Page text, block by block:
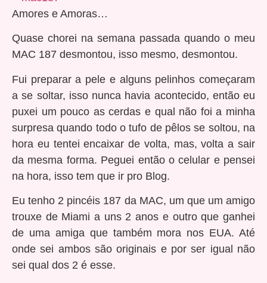
Amores e Amoras…
Quase chorei na semana passada quando o meu
MAC 187 desmontou, isso mesmo, desmontou.
Fui preparar a pele e alguns pelinhos começaram
a se soltar, isso nunca havia acontecido, então eu
puxei um pouco as cerdas e qual não foi a minha
surpresa quando todo o tufo de pêlos se soltou, na
hora eu tentei encaixar de volta, mas, volta a sair
da mesma forma. Peguei então o celular e pensei
na hora, isso tem que ir pro Blog.
Eu tenho 2 pincéis 187 da MAC, um que um amigo
trouxe de Miami a uns 2 anos e outro que ganhei
de uma amiga que também mora nos EUA. Até
onde sei ambos são originais e por ser igual não
sei qual dos 2 é esse.